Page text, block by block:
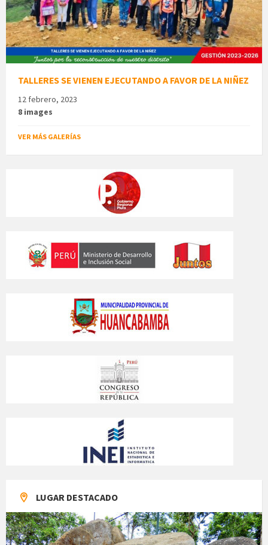
TALLERES SE VIENEN EJECUTANDO A FAVOR DE LA NIÑEZ
12 febrero, 2023
8 images
VER MÁS GALERÍAS
LUGAR DESTACADO